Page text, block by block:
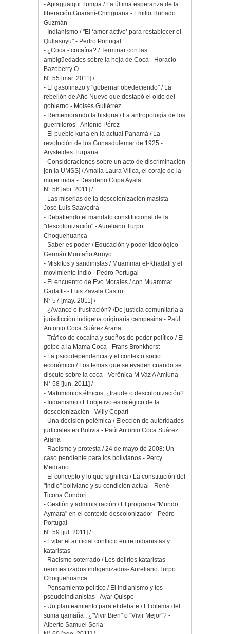
- Apiaguaiqui Tumpa / La última esperanza de la
liberación Guaraní-Chiriguana - Emilio Hurtado
Guzmán
- Indianismo / "El ‘amor activo’ para restablecer el
Qullasuyu" - Pedro Portugal
- ¿Coca - cocaína? / Terminar con las
ambigüedades sobre la hoja de Coca - Horacio
Bazoberry O.
N° 55 [mar. 2011] /
- El gasolinazo y "gobernar obedeciendo" / La
rebelión de Año Nuevo que destapó el oído del
gobierno - Moisés Gutiérrez
- Rememorando la historia / La antropología de los
guerrilleros - Antonio Pérez
- El pueblo kuna en la actual Panamá / La
revolución de los Gunasdulemar de 1925 -
Arysteides Turpana
- Consideraciones sobre un acto de discriminación
[en la UMSS] / Amalia Laura Villca, el coraje de la
mujer india - Desiderio Copa Ayala
N° 56 [abr. 2011] /
- Las miserias de la descolonización masista -
José Luis Saavedra
- Debatiendo el mandato constitucional de la
"descolonización" - Aureliano Turpo
Choquehuanca
- Saber es poder / Educación y poder ideológico -
Germán Montaño Arroyo
- Miskitos y sandinistas / Muammar el-Khadafi y el
movimiento indio - Pedro Portugal
- El encuentro de Evo Morales / con Muammar
Gadaffi- - Luis Zavala Castro
N° 57 [may. 2011] /
- ¿Avance o frustración? /De justicia comunitaria a
jurisdicción indígena originaria campesina - Paúl
Antonio Coca Suárez Arana
- Tráfico de cocaína y sueños de poder político / El
golpe a la Mama Coca - Frans Bronkhorst
- La psicodependencia y el contexto socio
económico / Los temas que se evaden cuando se
discute sobre la coca - Verônica M Vaz A Amiuna
N° 58 [jun. 2011] /
- Matrimonios étnicos, ¿fraude o descolonización?
- Indianismo / El objetivo estratégico de la
descolonización - Willy Copari
- Una decisión polémica / Elección de autoridades
judiciales en Bolivia - Paúl Antonio Coca Suárez
Arana
- Racismo y protesta / 24 de mayo de 2008: Un
caso pendiente para los bolivianos - Percy
Medrano
- El concepto y lo que significa / La constitución del
"indio" boliviano y su condición actual - René
Ticona Condori
- Gestión y administración / El programa "Mundo
Aymara" en el contexto descolonizador - Pedro
Portugal
N° 59 [jul. 2011] /
- Evitar el artificial conflicto entre indianistas y
kataristas
- Racismo soterrado / Los delirios kataristas
neomestizados indigenizados- Aureliano Turpo
Choquehuanca
- Pensamiento político / El indianismo y los
pseudoindianistas - Ayar Quispe
- Un planteamiento para el debate / El dilema del
suma qamaña : ¿"Vivir Bien" o "Vivir Mejor"? -
Alberto Samuel Soria